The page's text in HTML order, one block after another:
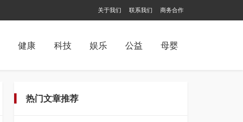
关于我们 联系我们 商务合作
健康 科技 娱乐 公益 母婴
热门文章推荐